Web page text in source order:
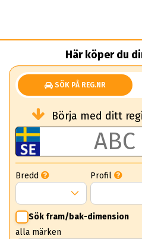
Här köper du
SÖK PÅ REG.NR
Börja med ditt
Bredd Profil
Sök fram/bak-dimension
alla märken